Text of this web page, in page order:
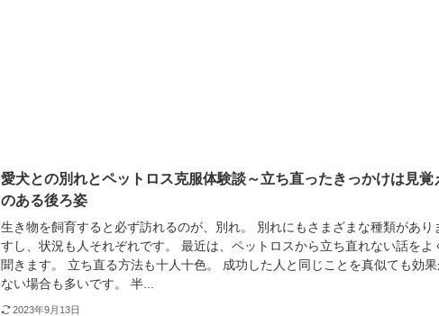
愛犬との別れとペットロス克服体験談～立ち直ったきっかけは見覚
のある後ろ姿
生き物を飼育すると必ず訪れるのが、別れ。 別れにもさまざまな種類があり
すし、状況も人それぞれです。 最近は、ペットロスから立ち直れない話をよ
聞きます。 立ち直る方法も十人十色。 成功した人と同じことを真似ても効
ない場合も多いです。 半...
2023年9月13日